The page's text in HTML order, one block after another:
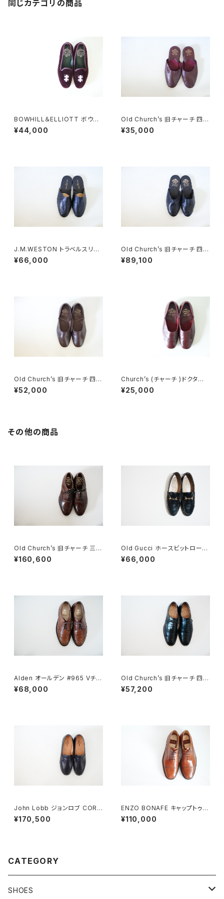
同じカテゴリの商品
BOWHILL＆ELLIOTT ボウヒ
ルアンドエリオット ベルベットス
リッポン UK8
¥44,000
Old Church’s 旧チャーチ 四都
市 Sparta スリッパ
¥35,000
J.M.WESTON トラベルスリッ
パ DEADSTOCK
¥66,000
Old Church’s 旧チャーチ 四都
市 Air Travel エアトラベル 8F
DEADSTOCK
¥89,100
Old Church’s 旧チャーチ 四都
市 Ajax ドクターシューズ UK7.
5
¥52,000
Church’s (チャーチ )ドクター
シューズ UK6
¥25,000
その他の商品
Old Church’s 旧チャーチ 三都
市 HICKSTEAD 65G DEADS
TOCK
¥160,600
Old Gucci ホースビットローフ
ァー 36C NV
¥66,000
Alden オールデン #965 Vチッ
プ 9D
¥68,000
Old Church’s 旧チャーチ 四都
市 Consul 60F
¥57,200
John Lobb ジョンロブ CORT
EZ LOPEZ コインローファー D
EADSTOCK
¥170,500
ENZO BONAFE キャップトゥ 4
4 DEADSTOCK
¥110,000
CATEGORY
SHOES